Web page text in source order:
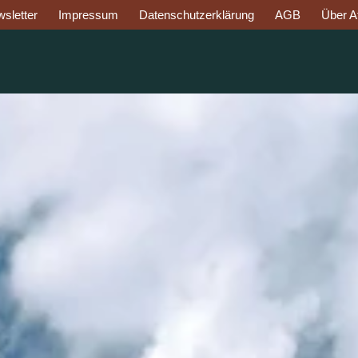
Impressum Datenschutzerklärung AGB Über